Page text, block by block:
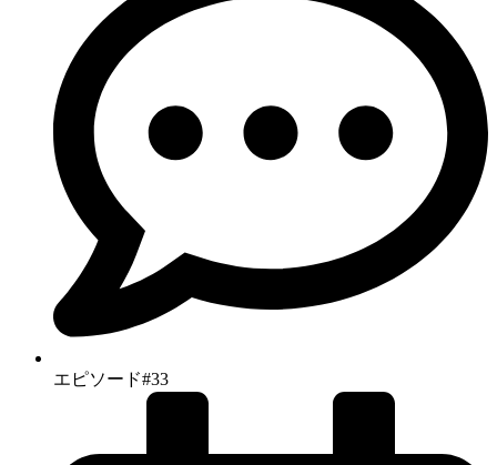
エピソード#33